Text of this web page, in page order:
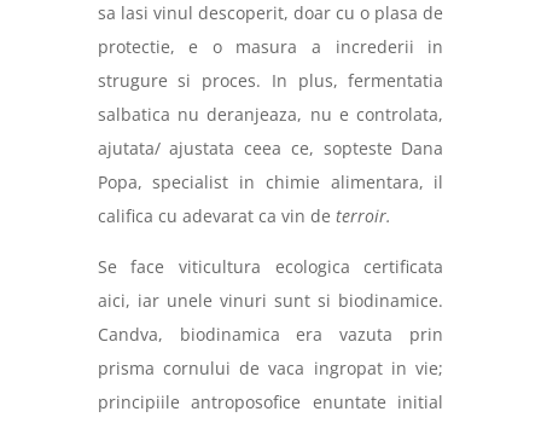
sa lasi vinul descoperit, doar cu o plasa de
protectie, e o masura a increderii in
strugure si proces. In plus, fermentatia
salbatica nu deranjeaza, nu e controlata,
ajutata/ ajustata ceea ce, sopteste Dana
Popa, specialist in chimie alimentara, il
califica cu adevarat ca vin de terroir.
Se face viticultura ecologica certificata
aici, iar unele vinuri sunt si biodinamice.
Candva, biodinamica era vazuta prin
prisma cornului de vaca ingropat in vie;
principiile antroposofice enuntate initial